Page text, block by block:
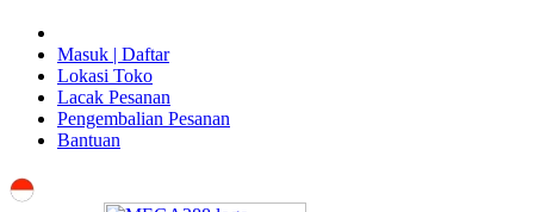
Masuk | Daftar
Lokasi Toko
Lacak Pesanan
Pengembalian Pesanan
Bantuan